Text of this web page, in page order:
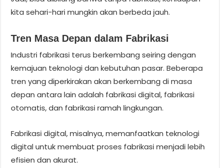
kita sehari-hari mungkin akan berbeda jauh.
Tren Masa Depan dalam Fabrikasi
Industri fabrikasi terus berkembang seiring dengan
kemajuan teknologi dan kebutuhan pasar. Beberapa
tren yang diperkirakan akan berkembang di masa
depan antara lain adalah fabrikasi digital, fabrikasi
otomatis, dan fabrikasi ramah lingkungan.
Fabrikasi digital, misalnya, memanfaatkan teknologi
digital untuk membuat proses fabrikasi menjadi lebih
efisien dan akurat.